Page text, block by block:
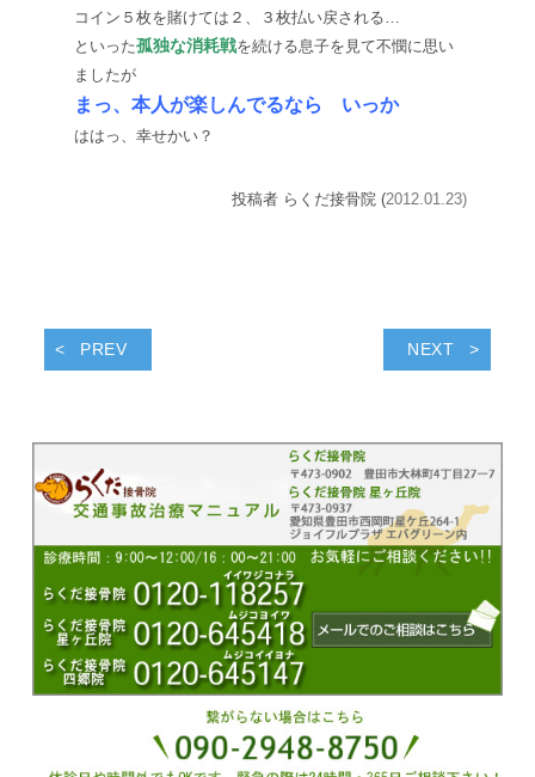
コイン５枚を賭けては２、３枚払い戻される…
といった孤独な消耗戦を続ける息子を見て不憫に思い
ましたが
まっ、本人が楽しんでるなら いっか
ははっ、幸せかい？
投稿者 らくだ接骨院 (2012.01.23)
PREV NEXT